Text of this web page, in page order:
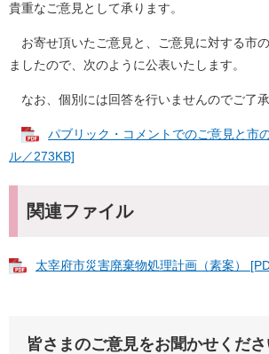
貴重なご意見として承ります。
お寄せ頂いたご意見と、ご意見に対する市
ましたので、次のように公表いたします。
なお、個別には回答を行いませんのでご了承
パブリック・コメントでのご意見と市
ル／273KB]
関連ファイル
太宰府市災害廃棄物処理計画（素案）
皆さまのご意見をお聞かせくだ